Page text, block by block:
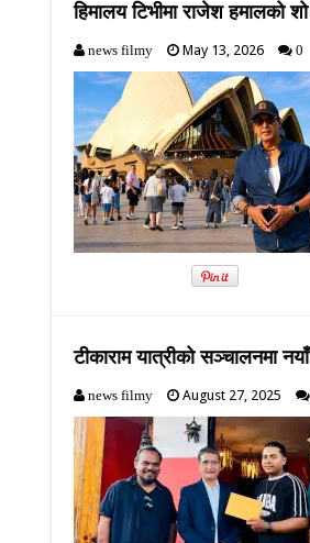
हिमालय टिभीमा राजेश हमालको
news filmy May 13, 2026 0
टीकाराम यात्रीको सञ्चालनमा
news filmy August 27, 2025